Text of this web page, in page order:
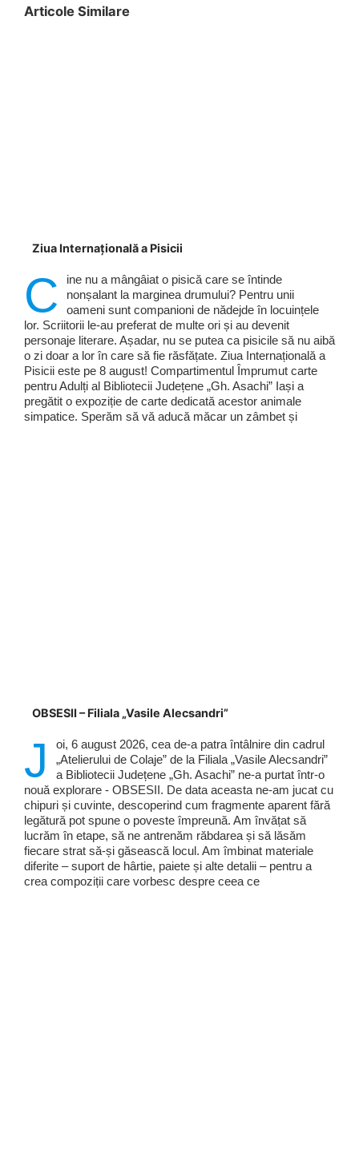
Articole Similare
Ziua Internațională a Pisicii
C
ine nu a mângâiat o pisică care se întinde
nonșalant la marginea drumului? Pentru unii
oameni sunt companioni de nădejde în locuințele
lor. Scriitorii le-au preferat de multe ori și au devenit
personaje literare. Așadar, nu se putea ca pisicile să nu aibă
o zi doar a lor în care să fie răsfățate. Ziua Internațională a
Pisicii este pe 8 august! Compartimentul Împrumut carte
pentru Adulți al Bibliotecii Județene „Gh. Asachi” Iași a
pregătit o expoziție de carte dedicată acestor animale
simpatice. Sperăm să vă aducă măcar un zâmbet și
OBSESII – Filiala „Vasile Alecsandri”
J
oi, 6 august 2026, cea de-a patra întâlnire din cadrul
„Atelierului de Colaje” de la Filiala „Vasile Alecsandri”
a Bibliotecii Județene „Gh. Asachi” ne-a purtat într-o
nouă explorare - OBSESII. De data aceasta ne-am jucat cu
chipuri și cuvinte, descoperind cum fragmente aparent fără
legătură pot spune o poveste împreună. Am învățat să
lucrăm în etape, să ne antrenăm răbdarea și să lăsăm
fiecare strat să-și găsească locul. Am îmbinat materiale
diferite – suport de hârtie, paiete și alte detalii – pentru a
crea compoziții care vorbesc despre ceea ce